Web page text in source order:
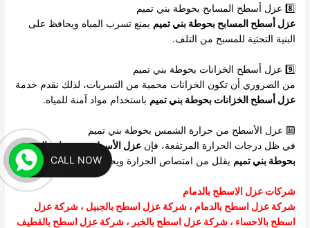
8️⃣ عزل أسطح المسابح بحوطة بني تميم
عزل أسطح المسابح بحوطة بني تميم يمنع تسرب المياه ويحافظ على
البنية التحتية للمسبح من التلف.
9️⃣ عزل أسطح الخزانات بحوطة بني تميم
من الضروري أن تكون الخزانات محمية من التسربات، لذلك نقدم خدمة
عزل أسطح الخزانات بحوطة بني تميم باستخدام مواد آمنة للمياه.
🔟 عزل الأسطح من حرارة الشمس بحوطة بني تميم
في ظل درجات الحرارة المرتفعة، فإنعزل الأسطح من حرارة الشمس
بحوطة بني تميم يقلل من امتصاص الحرارة ويحافظ على برودة المبنى.
شركات عزل الاسطح بالدمام
شركة عزل اسطح بالدمام ،شركة عزل اسطح بالجبيل ،شركة عزل
اسطح بالاحساء ،شركة عزل اسطح بالخبر ،شركة عزل اسطح بالقطيف
CALL NOW